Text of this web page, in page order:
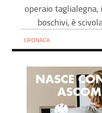
Nella mattinata
operaio
boschivi, è
CRONACA